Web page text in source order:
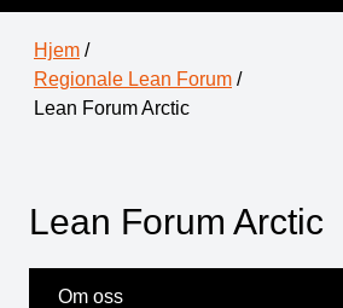
Hjem /
Regionale Lean Forum /
Lean Forum Arctic
Lean Forum Arctic
Om oss